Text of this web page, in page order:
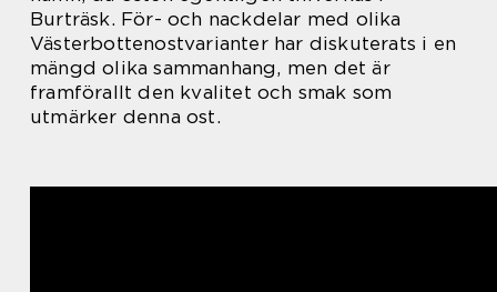
Burträsk. För- och nackdelar med olika
Västerbottenostvarianter har diskuterats i en
mängd olika sammanhang, men det är
framförallt den kvalitet och smak som
utmärker denna ost.